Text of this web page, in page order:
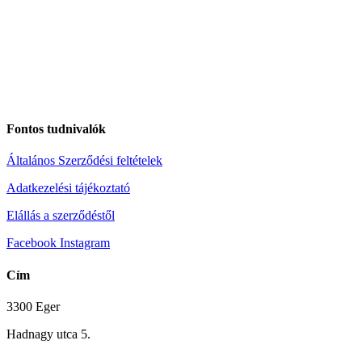
Fontos tudnivalók
Általános Szerződési feltételek
Adatkezelési tájékoztató
Elállás a szerződéstől
Facebook Instagram
Cím
3300 Eger
Hadnagy utca 5.